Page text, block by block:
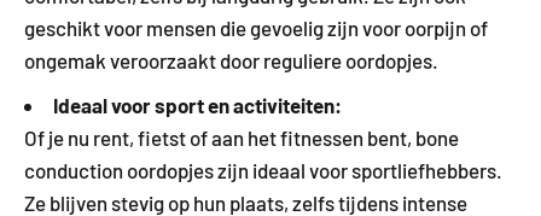
geschikt voor mensen die gevoelig zijn voor oorpijn of
ongemak veroorzaakt door reguliere oordopjes.
Ideaal voor sport en activiteiten:
Of je nu rent, fietst of aan het fitnessen bent, bone
conduction oordopjes zijn ideaal voor sportliefhebbers.
Ze blijven stevig op hun plaats, zelfs tijdens intense